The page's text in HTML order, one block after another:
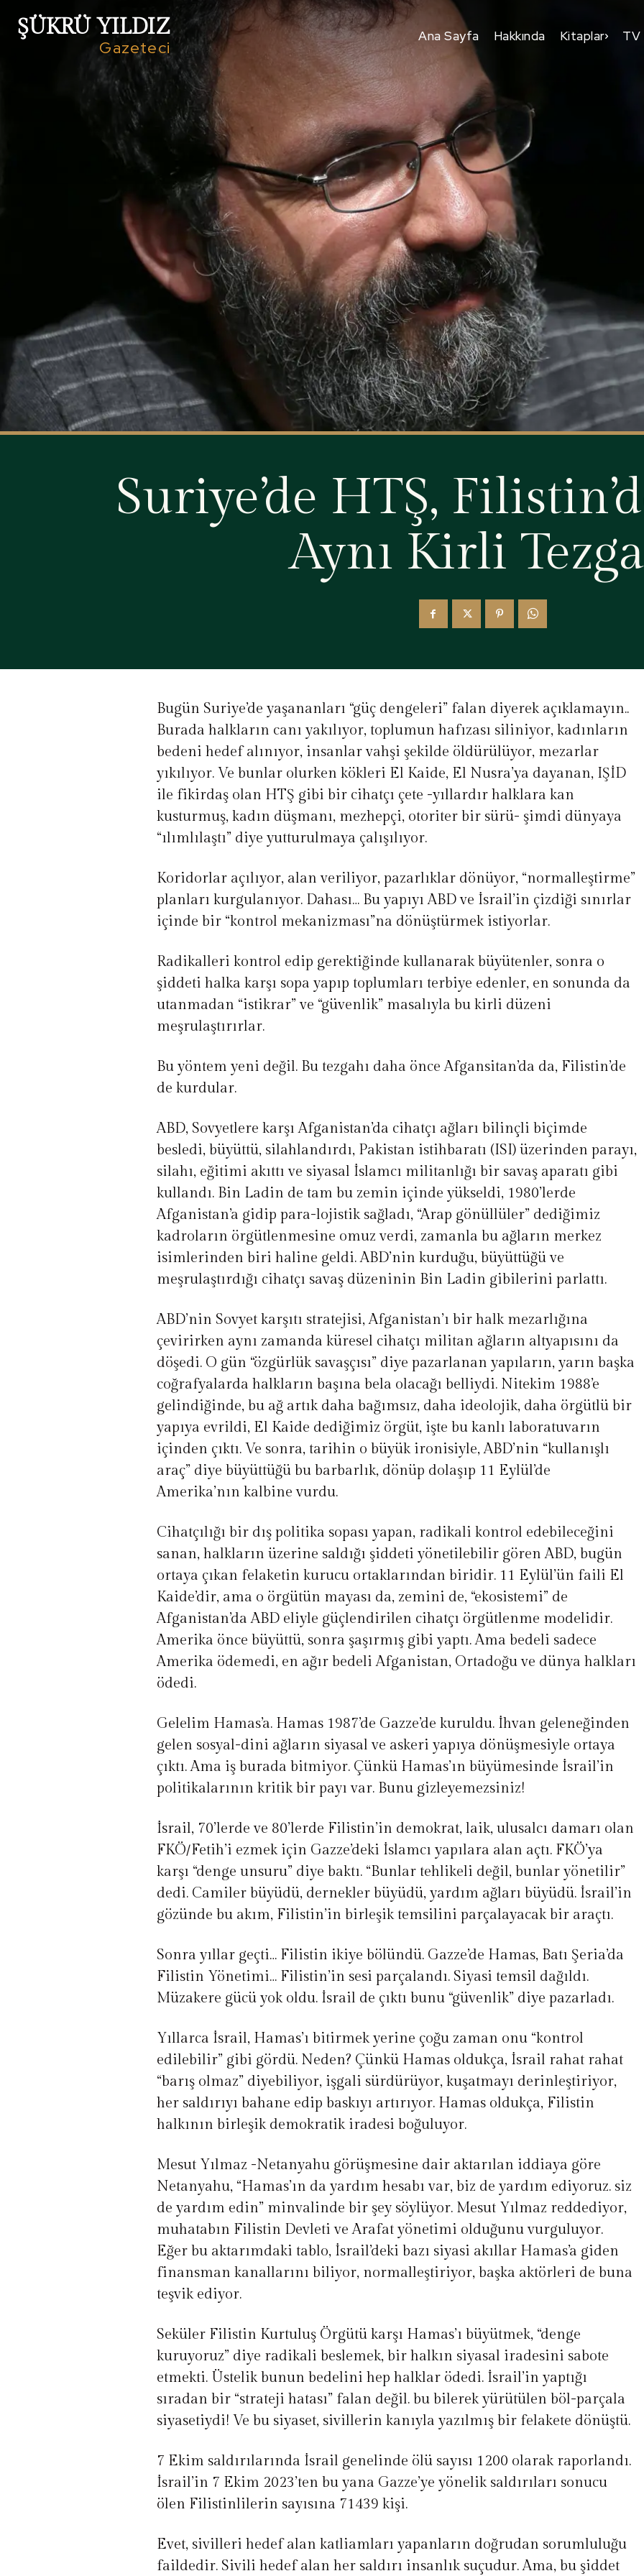
ŞÜKRÜ YILDIZ
Gazeteci
Ana Sayfa Hakkında Kitaplar TV
Suriye’de HTŞ,
Aynı Kirli
Bugün Suriye’de yaşananları “güç dengeleri” falan diyerek açıklamayın..
Burada halkların canı yakılıyor, toplumun hafızası siliniyor, kadınların
bedeni hedef alınıyor, insanlar vahşi şekilde öldürülüyor, mezarlar
yıkılıyor. Ve bunlar olurken kökleri El Kaide, El Nusra’ya dayanan, IŞİD
ile fikirdaş olan HTŞ gibi bir cihatçı çete -yıllardır halklara kan
kusturmuş, kadın düşmanı, mezhepçi, otoriter bir sürü- şimdi dünyaya
“ılımlılaştı” diye yutturulmaya çalışılıyor.
Koridorlar açılıyor, alan veriliyor, pazarlıklar dönüyor, “normalleştirme”
planları kurgulanıyor. Dahası… Bu yapıyı ABD ve İsrail’in çizdiği sınırlar
içinde bir “kontrol mekanizması”na dönüştürmek istiyorlar.
Radikalleri kontrol edip gerektiğinde kullanarak büyütenler, sonra o
şiddeti halka karşı sopa yapıp toplumları terbiye edenler, en sonunda da
utanmadan “istikrar” ve “güvenlik” masalıyla bu kirli düzeni
meşrulaştırırlar.
Bu yöntem yeni değil. Bu tezgahı daha önce Afgansitan’da da, Filistin’de
de kurdular.
ABD, Sovyetlere karşı Afganistan’da cihatçı ağları bilinçli biçimde
besledi, büyüttü, silahlandırdı, Pakistan istihbaratı (ISI) üzerinden parayı,
silahı, eğitimi akıttı ve siyasal İslamcı militanlığı bir savaş aparatı gibi
kullandı. Bin Ladin de tam bu zemin içinde yükseldi, 1980’lerde
Afganistan’a gidip para-lojistik sağladı, “Arap gönüllüler” dediğimiz
kadroların örgütlenmesine omuz verdi, zamanla bu ağların merkez
isimlerinden biri haline geldi. ABD’nin kurduğu, büyüttüğü ve
meşrulaştırdığı cihatçı savaş düzeninin Bin Ladin gibilerini parlattı.
ABD’nin Sovyet karşıtı stratejisi, Afganistan’ı bir halk mezarlığına
çevirirken aynı zamanda küresel cihatçı militan ağların altyapısını da
döşedi. O gün “özgürlük savaşçısı” diye pazarlanan yapıların, yarın başka
coğrafyalarda halkların başına bela olacağı belliydi. Nitekim 1988’e
gelindiğinde, bu ağ artık daha bağımsız, daha ideolojik, daha örgütlü bir
yapıya evrildi, El Kaide dediğimiz örgüt, işte bu kanlı laboratuvarın
içinden çıktı. Ve sonra, tarihin o büyük ironisiyle, ABD’nin “kullanışlı
araç” diye büyüttüğü bu barbarlık, dönüp dolaşıp 11 Eylül’de
Amerika’nın kalbine vurdu.
Cihatçılığı bir dış politika sopası yapan, radikali kontrol edebileceğini
sanan, halkların üzerine saldığı şiddeti yönetilebilir gören ABD, bugün
ortaya çıkan felaketin kurucu ortaklarından biridir. 11 Eylül’ün faili El
Kaide’dir, ama o örgütün mayası da, zemini de, “ekosistemi” de
Afganistan’da ABD eliyle güçlendirilen cihatçı örgütlenme modelidir.
Amerika önce büyüttü, sonra şaşırmış gibi yaptı. Ama bedeli sadece
Amerika ödemedi, en ağır bedeli Afganistan, Ortadoğu ve dünya halkları
ödedi.
Gelelim Hamas’a. Hamas 1987’de Gazze’de kuruldu. İhvan geleneğinden
gelen sosyal-dini ağların siyasal ve askeri yapıya dönüşmesiyle ortaya
çıktı. Ama iş burada bitmiyor. Çünkü Hamas’ın büyümesinde İsrail’in
politikalarının kritik bir payı var. Bunu gizleyemezsiniz!
İsrail, 70’lerde ve 80’lerde Filistin’in demokrat, laik, ulusalcı damarı olan
FKÖ/Fetih’i ezmek için Gazze’deki İslamcı yapılara alan açtı. FKÖ’ya
karşı “denge unsuru” diye baktı. “Bunlar tehlikeli değil, bunlar yönetilir”
dedi. Camiler büyüdü, dernekler büyüdü, yardım ağları büyüdü. İsrail’in
gözünde bu akım, Filistin’in birleşik temsilini parçalayacak bir araçtı.
Sonra yıllar geçti… Filistin ikiye bölündü. Gazze’de Hamas, Batı Şeria’da
Filistin Yönetimi… Filistin’in sesi parçalandı. Siyasi temsil dağıldı.
Müzakere gücü yok oldu. İsrail de çıktı bunu “güvenlik” diye pazarladı.
Yıllarca İsrail, Hamas’ı bitirmek yerine çoğu zaman onu “kontrol
edilebilir” gibi gördü. Neden? Çünkü Hamas oldukça, İsrail rahat rahat
“barış olmaz” diyebiliyor, işgali sürdürüyor, kuşatmayı derinleştiriyor,
her saldırıyı bahane edip baskıyı artırıyor. Hamas oldukça, Filistin
halkının birleşik demokratik iradesi boğuluyor.
Mesut Yılmaz -Netanyahu görüşmesine dair aktarılan iddiaya göre
Netanyahu, “Hamas’ın da yardım hesabı var, biz de yardım ediyoruz. siz
de yardım edin” minvalinde bir şey söylüyor. Mesut Yılmaz reddediyor,
muhatabın Filistin Devleti ve Arafat yönetimi olduğunu vurguluyor.
Eğer bu aktarımdaki tablo, İsrail’deki bazı siyasi akıllar Hamas’a giden
finansman kanallarını biliyor, normalleştiriyor, başka aktörleri de buna
teşvik ediyor.
Seküler Filistin Kurtuluş Örgütü karşı Hamas’ı büyütmek, “denge
kuruyoruz” diye radikali beslemek, bir halkın siyasal iradesini sabote
etmekti. Üstelik bunun bedelini hep halklar ödedi. İsrail’in yaptığı
sıradan bir “strateji hatası” falan değil. bu bilerek yürütülen böl-parçala
siyasetiydi! Ve bu siyaset, sivillerin kanıyla yazılmış bir felakete dönüştü.
7 Ekim saldırılarında İsrail genelinde ölü sayısı 1200 olarak raporlandı.
İsrail’in 7 Ekim 2023’ten bu yana Gazze’ye yönelik saldırıları sonucu
ölen Filistinlilerin sayısına 71439 kişi.
Evet, sivilleri hedef alan katliamları yapanların doğrudan sorumluluğu
faildedir. Sivili hedef alan her saldırı insanlık suçudur. Ama, bu şiddet